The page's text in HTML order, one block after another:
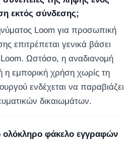
εκτός σύνδεσης;
Loom για προσωπική
επιτρέπεται γενικά βάσει
Ωστόσο, η αναδιανομή
η εμπορική χρήση χωρίς τη
ενδέχεται να παραβιάζει
δικαιωμάτων.
φάκελο εγγραφών